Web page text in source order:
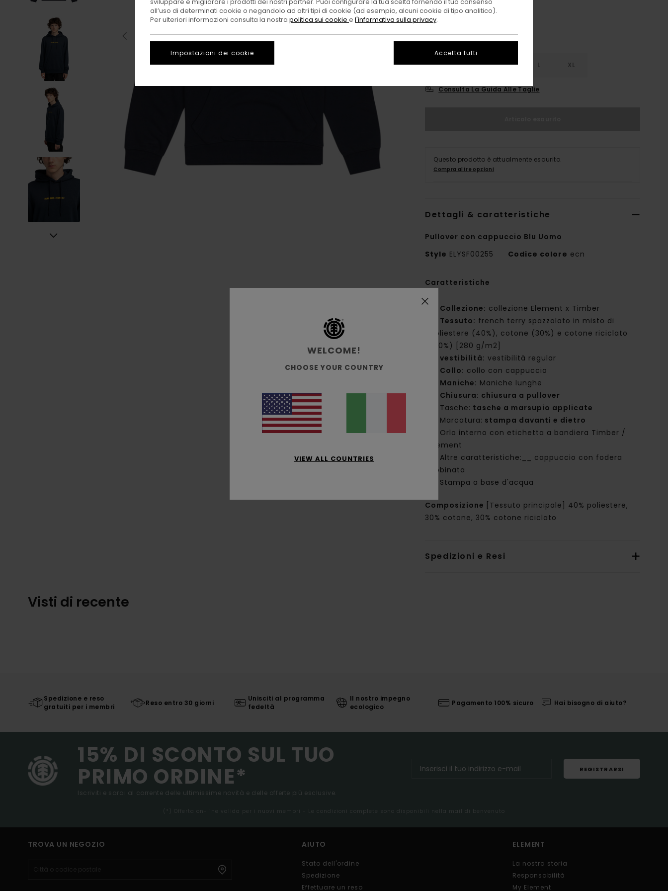
XS S M L XL
Consulta La Guida Alle Taglie
Questo prodotto è attualmente esaurito.
Compra altre opzioni
Dettagli & caratteristiche
Pullover con cappuccio Blu Uomo
Style ELYSF00255 Codice colore ecn
Caratteristiche
Collezione: collezione Element x Timber
Tessuto: french terry spazzolato in misto di
poliestere (40%), cotone (30%) e cotone riciclato
(30%) [280 g/m2]
vestibilità: vestibilità regular
Collo: collo con cappuccio
Maniche: Maniche lunghe
Chiusura: chiusura a pullover
Tasche: tasche a marsupio applicate
Marcatura: stampa davanti e dietro
Orlo interno con etichetta a bandiera Timber /
Element
Altre caratteristiche:__ cappuccio con fodera
abbinata
Stampa a base d'acqua
Composizione
[Tessuto principale] 40% poliestere,
30% cotone, 30% cotone riciclato
Spedizioni e Resi
Visti di recente
Spedizione e reso
gratuiti per i membri
Reso entro 30 giorni
Unisciti al programma
fedeltà
Il nostro impegno
ecologico
Pagamento 100% sicuro Hai bisogno di aiuto?
15% DI SCONTO SUL TUO
PRIMO ORDINE*
Iscriviti e sarai al corrente delle ultimissime novità e delle offerte più esclusive.
REGISTRARSI
(*) Offerta on-line valida per i nuovi membri - Le condizioni complete sono disponibili nella mail di benvenuto
TROVA UN NEGOZIO AIUTO
Stato dell'ordine
Spedizione
Effettuare un reso
ELEMENT
La nostra storia
Responsabilità
My Element
WELCOME!
CHOOSE YOUR COUNTRY
VIEW ALL COUNTRIES
all’uso di determinati cookie o negandolo ad altri tipi di cookie (ad esempio, alcuni cookie di tipo analitico).
Per ulteriori informazioni consulta la nostra politica sui cookie e l'informativa sulla privacy.
Impostazioni dei cookie Accetta tutti